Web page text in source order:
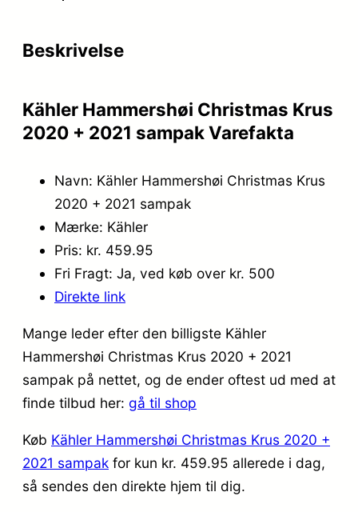
Beskrivelse
Kähler Hammershøi Christmas Krus
2020 + 2021 sampak Varefakta
Navn: Kähler Hammershøi Christmas Krus
2020 + 2021 sampak
Mærke: Kähler
Pris: kr. 459.95
Fri Fragt: Ja, ved køb over kr. 500
Direkte link
Mange leder efter den billigste Kähler
Hammershøi Christmas Krus 2020 + 2021
sampak på nettet, og de ender oftest ud med at
finde tilbud her: gå til shop
Køb Kähler Hammershøi Christmas Krus 2020 +
2021 sampak for kun kr. 459.95 allerede i dag,
så sendes den direkte hjem til dig.